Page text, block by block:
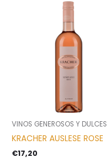
VINOS GENEROSOS Y DULCES
KRACHER AUSLESE ROSE
€17,20